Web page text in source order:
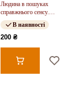
Людина в пошуках
справжнього сенсу.
Психолог у концтаборі
В наявності
200 ₴